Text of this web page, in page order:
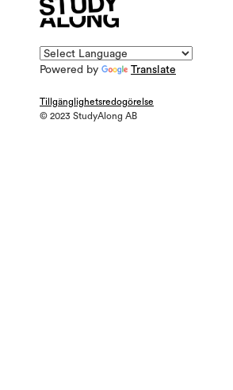
Powered by Translate
Tillgänglighetsredogörelse
© 2023 StudyAlong AB